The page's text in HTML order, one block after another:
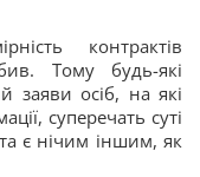
контрактів
Тому будь-які
заяви осіб, на які
суперечать суті
є нічим іншим, як